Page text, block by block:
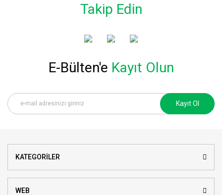
Takip Edin
E-Bülten'e Kayıt Olun
Kayıt Ol
KATEGORİLER
WEB